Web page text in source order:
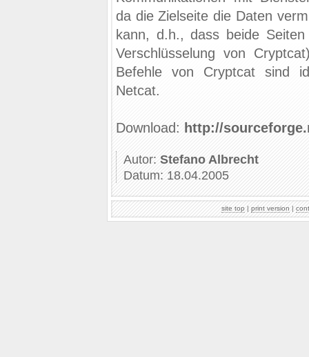
da die Zielseite die Daten
kann, d.h., dass beide
Verschlüsselung von
Befehle von Cryptcat sind
Netcat.
Download: http://
Autor: Stefano Albrecht
Datum: 18.04.2005
site top | print version |